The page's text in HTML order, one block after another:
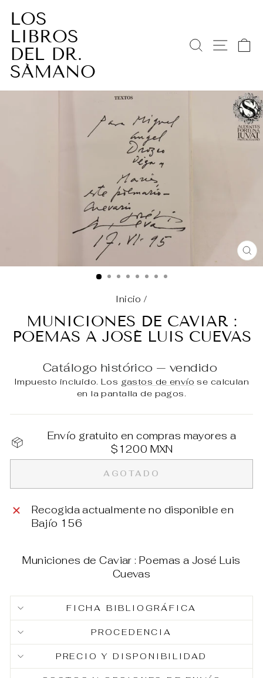
directamente
contenido
LOS
LIBROS
DEL DR.
SÁMANO
BUSCAR
Inicio /
MUNICIONES DE CAVIAR :
POEMAS A JOSÉ LUIS CUEVAS
Catálogo histórico — vendido
Impuesto incluido. Los gastos de envío se calculan
en la pantalla de pagos.
Envío gratuito en compras mayores a
$1200 MXN
AGOTADO
Recogida actualmente no disponible en
Bajío 156
Municiones de Caviar : Poemas a José Luis
Cuevas
FICHA BIBLIOGRÁFICA
PROCEDENCIA
PRECIO Y DISPONIBILIDAD